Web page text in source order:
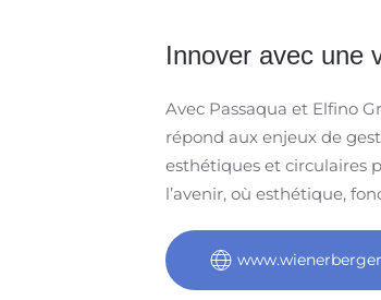
Innover avec une
Avec Passaqua et Elfino
répond aux enjeux de
esthétiques et circulaires
l’avenir, où esthétique,